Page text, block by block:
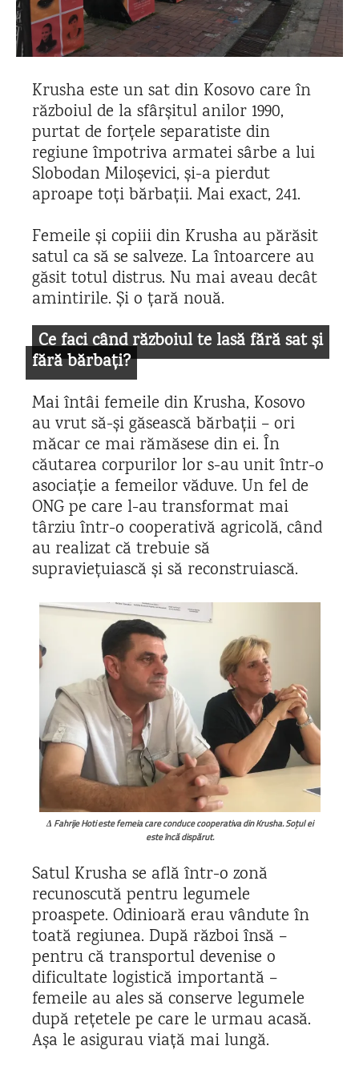
Krusha este un sat din Kosovo care în
războiul de la sfârșitul anilor 1990,
purtat de forțele separatiste din
regiune împotriva armatei sârbe a lui
Slobodan Miloșevici, și-a pierdut
aproape toți bărbații. Mai exact, 241.
Femeile și copiii din Krusha au părăsit
satul ca să se salveze. La întoarcere au
găsit totul distrus. Nu mai aveau decât
amintirile. Și o țară nouă.
Ce faci când războiul te lasă fără sat și
fără bărbați?
Mai întâi femeile din Krusha, Kosovo
au vrut să-și găsească bărbații – ori
măcar ce mai rămăsese din ei. În
căutarea corpurilor lor s-au unit într-o
asociație a femeilor văduve. Un fel de
ONG pe care l-au transformat mai
târziu într-o cooperativă agricolă, când
au realizat că trebuie să
supraviețuiască și să reconstruiască.
Δ Fahrije Hoti este femeia care conduce cooperativa din Krusha. Soțul ei
este încă dispărut.
Satul Krusha se află într-o zonă
recunoscută pentru legumele
proaspete. Odinioară erau vândute în
toată regiunea. După război însă –
pentru că transportul devenise o
dificultate logistică importantă –
femeile au ales să conserve legumele
după rețetele pe care le urmau acasă.
Așa le asigurau viață mai lungă.